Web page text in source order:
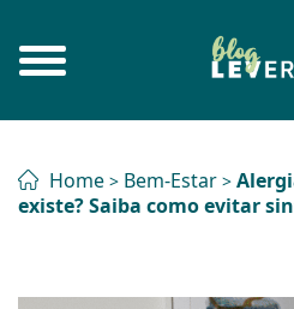
Home > Bem-Estar >
existe? Saiba como evitar